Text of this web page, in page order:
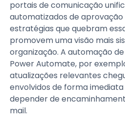
portais de comunicação
automatizados de
estratégias que quebram
promovem uma visão mais
organização. A automação
Power Automate, por
atualizações relevantes
envolvidos de forma
depender de
mail.